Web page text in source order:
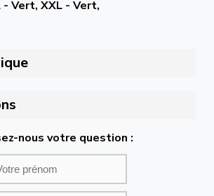
- Vert, XXL - Vert,
nous votre question :